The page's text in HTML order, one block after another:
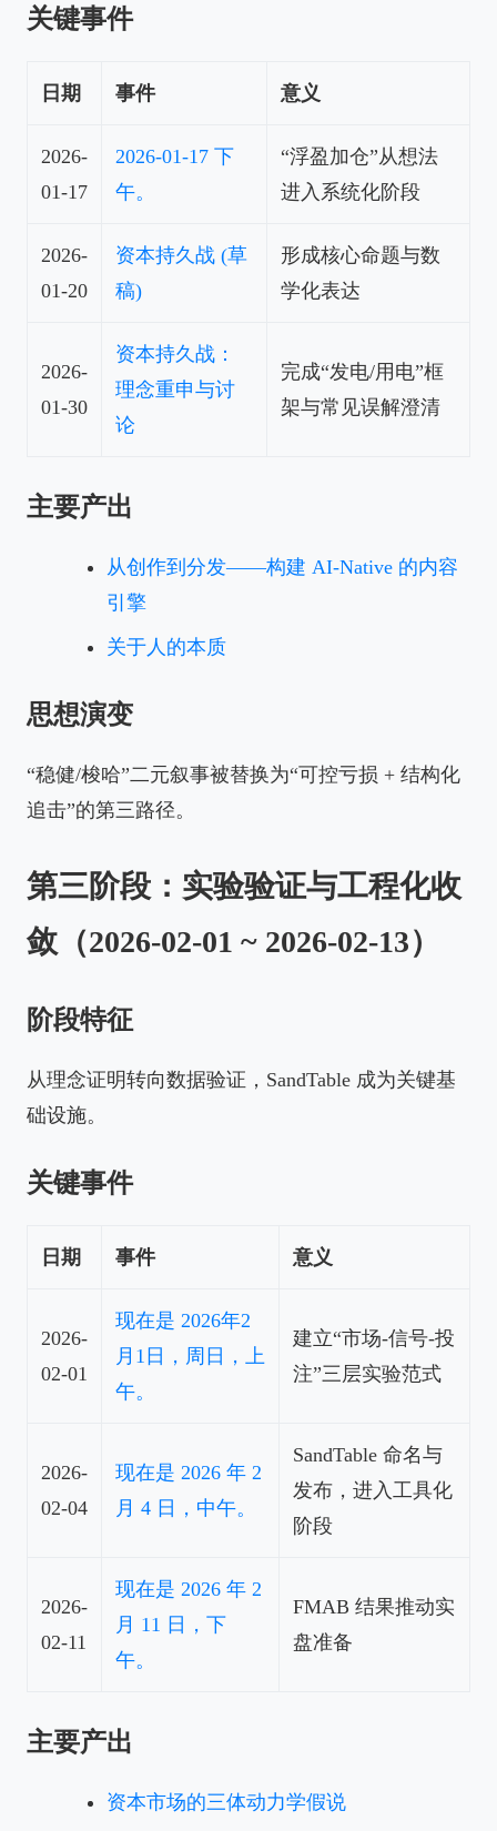
关键事件
日期 事件 意义
2026-
01-17
2026-01-17 下
午。
“浮盈加仓”从想法
进入系统化阶段
2026-
01-20
资本持久战 (草
稿)
形成核心命题与数
学化表达
2026-
01-30
资本持久战：
理念重申与讨
论
完成“发电/用电”框
架与常见误解澄清
主要产出
从创作到分发——构建 AI-Native 的内容
引擎
关于人的本质
思想演变
“稳健/梭哈”二元叙事被替换为“可控亏损 + 结构化
追击”的第三路径。
第三阶段：实验验证与工程化收
敛（2026-02-01 ~ 2026-02-13）
阶段特征
从理念证明转向数据验证，SandTable 成为关键基
础设施。
关键事件
日期 事件 意义
2026-
02-01
现在是 2026年2
月1日，周日，上
午。
建立“市场-信号-投
注”三层实验范式
2026-
02-04
现在是 2026 年 2
月 4 日，中午。
SandTable 命名与
发布，进入工具化
阶段
2026-
02-11
现在是 2026 年 2
月 11 日，下
午。
FMAB 结果推动实
盘准备
主要产出
资本市场的三体动力学假说